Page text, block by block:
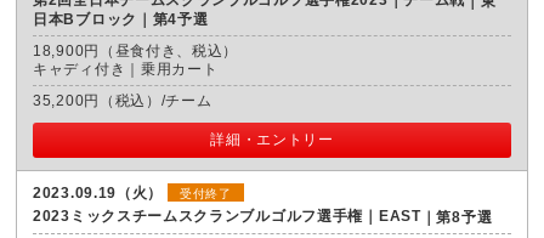
日本Bブロック｜第4予選
18,900円（昼食付き、税込）
キャディ付き｜乗用カート
35,200円（税込）/チーム
詳細・エントリー
2023.09.19（火） 受付終了
2023ミックスチームスクランブルゴルフ選手権｜EAST
第8予選